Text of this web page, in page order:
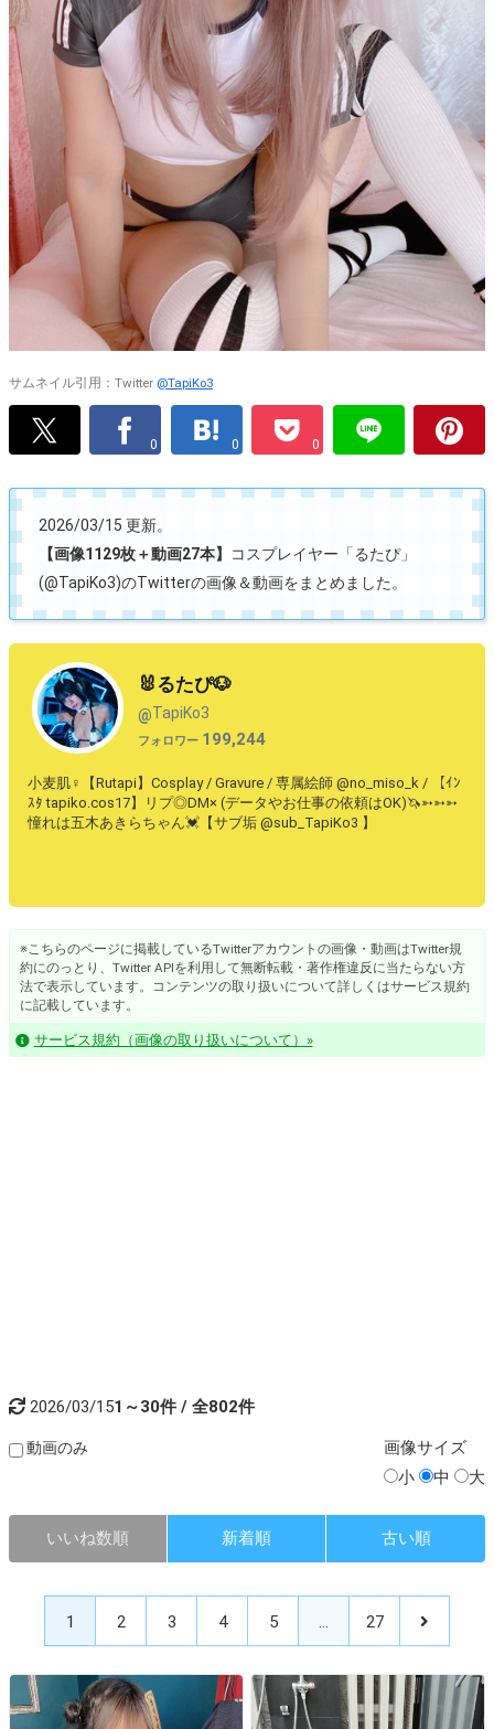
サムネイル引用：Twitter @TapiKo3
0 0 0
2026/03/15 更新。
【画像1129枚＋動画27本】
コスプレイヤー「るたぴ」
(@TapiKo3)のTwitterの画像＆動画をまとめました。
🐰るたぴ🐶
@TapiKo3
フォロワー 199,244
小麦肌♀【Rutapi】Cosplay / Gravure / 専属絵師 @no_miso_k / 【ｲﾝ
ｽﾀ tapiko.cos17】リプ◎DM× (データやお仕事の依頼はOK)🦄➳➳➳
憧れは五木あきらちゃん💓【サブ垢 @sub_TapiKo3 】
※こちらのページに掲載しているTwitterアカウントの画像・動画はTwitter規
約にのっとり、Twitter APIを利用して無断転載・著作権違反に当たらない方
法で表示しています。コンテンツの取り扱いについて詳しくはサービス規約
に記載しています。
サービス規約（画像の取り扱いについて）»
2026/03/151～30件 / 全802件
動画のみ 画像サイズ
小
中 大
いいね数順 新着順 古い順
1 2 3 4 5 … 27